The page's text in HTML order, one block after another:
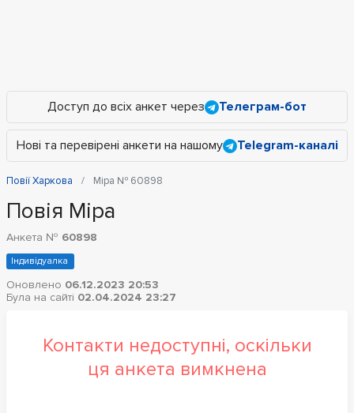
Доступ до всіх анкет через Телеграм-бот
Нові та перевірені анкети на нашому Telegram-каналі
Повії Харкова Міра № 60898
Повія Міра
Анкета № 60898
Індивідуалка
Оновлено 06.12.2023 20:53
Була на сайті 02.04.2024 23:27
Контакти недоступні, оскільки
ця анкета вимкнена